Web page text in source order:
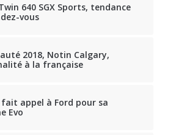
640 SGX Sports, tendance
vous
2018, Notin Calgary,
à la française
appel à Ford pour sa
Evo